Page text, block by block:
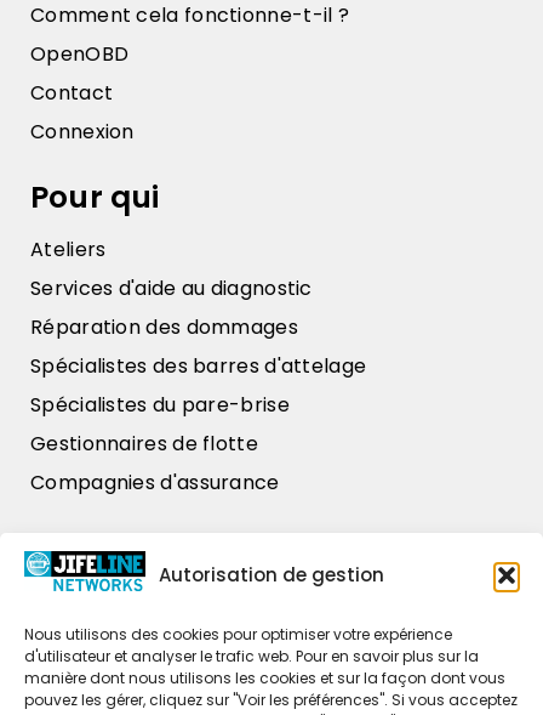
Autorisation de gestion
Nous utilisons des cookies pour optimiser votre expérience
d'utilisateur et analyser le trafic web. Pour en savoir plus sur la
manière dont nous utilisons les cookies et sur la façon dont vous
pouvez les gérer, cliquez sur "Voir les préférences". Si vous acceptez
Comment cela fonctionne-t-il ?
OpenOBD
Contact
Connexion
Pour qui
Ateliers
Services d'aide au diagnostic
Réparation des dommages
Spécialistes des barres d'attelage
Spécialistes du pare-brise
Gestionnaires de flotte
Compagnies d'assurance
Nos données
4251 LT Werkendam
+31 (0)85 486 37 26